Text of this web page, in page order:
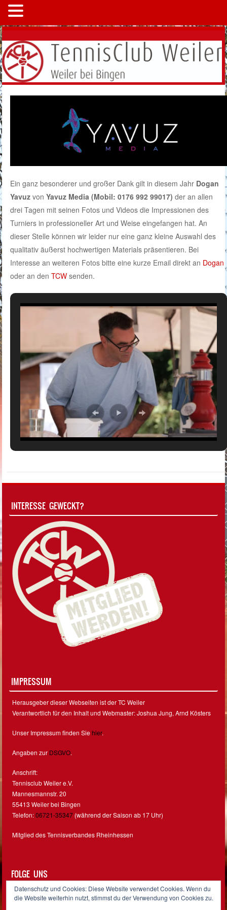
Ein ganz besonderer und großer Dank gilt in diesem Jahr Dogan
Yavuz vonYavuz Media (Mobil: 0176 992 99017) der an allen
drei Tagen mit seinen Fotos und Videos die Impressionen des
Turniers in professioneller Art und Weise eingefangen hat. An
dieser Stelle können wir leider nur eine ganz kleine Auswahl des
qualitativ äußerst hochwertigen Materials präsentieren. Bei
Interesse an weiteren Fotos bitte eine kurze Email direkt an Dogan
oder an denTCWsenden.
INTERESSE GEWECKT?
IMPRESSUM
Herausgeber dieser Webseiten ist der TC Weiler
Verantwortlich für den Inhalt und Webmaster: Joshua Jung, Arnd Kösters
Unser Impressum finden Siehier.
Angaben zur DSGVO.
Anschrift:
Tennisclub Weiler e.V.
Mannesmannstr. 20
55413 Weiler bei Bingen
Telefon:06721-35347 (während der Saison ab 17 Uhr)
Mitglied des Tennisverbandes Rheinhessen
FOLGE UNS
FacebookInstagram
Datenschutz und Cookies: Diese Website verwendet Cookies. Wenn du
die Website weiterhin nutzt, stimmst du der Verwendung von Cookies zu.